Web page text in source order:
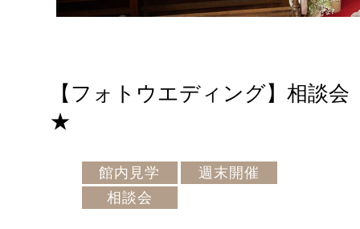
【フォトウエディング】相談会
★
館内見学
週末開催
相談会